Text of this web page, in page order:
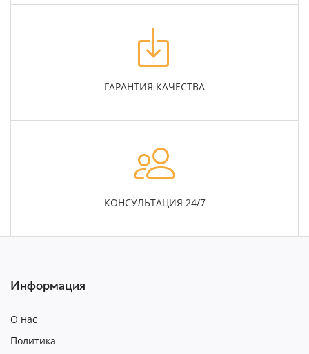
ГАРАНТИЯ КАЧЕСТВА
КОНСУЛЬТАЦИЯ 24/7
Информация
О нас
Политика